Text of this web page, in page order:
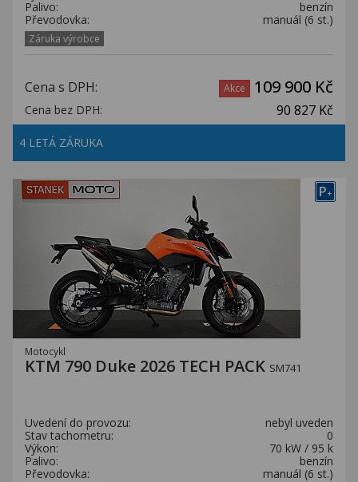
Palivo:
benzín
Převodovka:
manuál (6 st.)
Záruka výrobce
Cena s DPH: Akce 109 900 Kč
Cena bez DPH: 90 827 Kč
4 LETÁ ZÁRUKA
P+
Motocykl
KTM 790 Duke 2026 TECH PACK SM741
Uvedení do provozu:
nebyl uveden
Stav tachometru:
0
Výkon:
70 kW / 95 k
Palivo:
benzín
Převodovka:
manuál (6 st.)